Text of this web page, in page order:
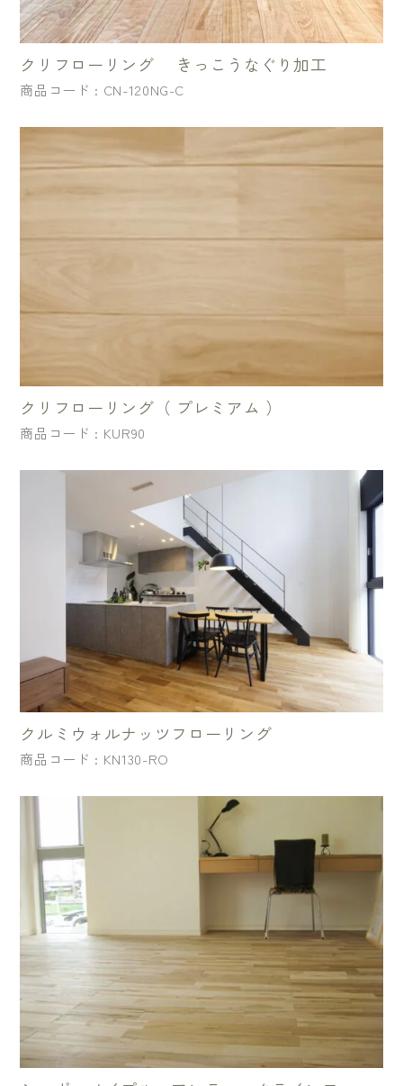
クリフローリング きっこうなぐり加工
商品コード : CN-120NG-C
クリフローリング（ プレミアム ）
商品コード : KUR90
クルミウォルナッツフローリング
商品コード : KN130-RO